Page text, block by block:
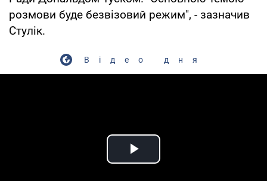
розмови буде безвізовий режим", - зазначив
Стулік.
Відео дня
Play Video